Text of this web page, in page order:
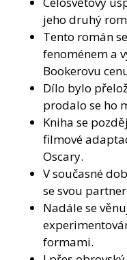
jeho druhý
Tento román
fenoménem a
Bookerovu
Dílo bylo
prodalo se ho
Kniha se
filmové
Oscary.
V současné
se svou
Nadále se
formami.